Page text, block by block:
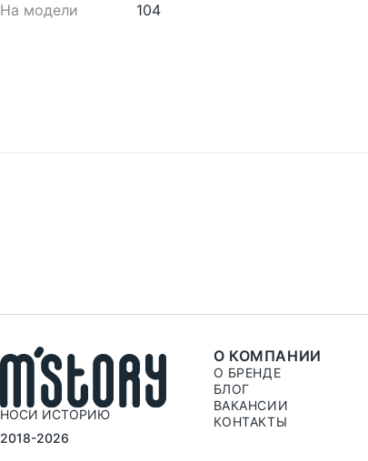
На модели 104
НОСИ ИСТОРИЮ
2018-2026
О КОМПАНИИ
О БРЕНДЕ
БЛОГ
ВАКАНСИИ
КОНТАКТЫ